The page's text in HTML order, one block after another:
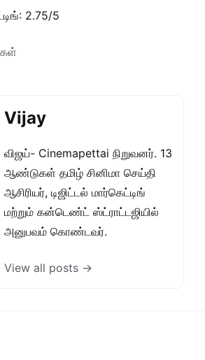
2.75/5
Vijay
விஜய்- Cinemapettai நிறுவனர். 13
ஆண்டுகள் தமிழ் சினிமா செய்தி
ஆசிரியர், டிஜிட்டல் மார்கெட்டிங்
மற்றும் கன்டெண்ட் ஸ்ட்ராட்டஜியில்
அனுபவம் கொண்டவர்.
View all posts →